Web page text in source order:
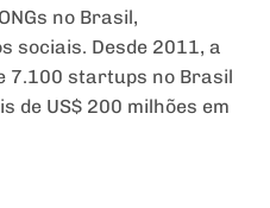
no Brasil,
sociais. Desde 2011, a
7.100 startups no Brasil
de US$ 200 milhões em